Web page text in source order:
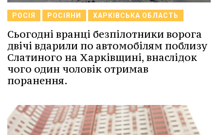
РОСІЯ РОСІЯНИ ХАРКІВСЬКА ОБЛАСТЬ
Сьогодні вранці безпілотники ворога
двічі вдарили по автомобілям поблизу
Слатиного на Харківщині, внаслідок
чого один чоловік отримав
поранення.